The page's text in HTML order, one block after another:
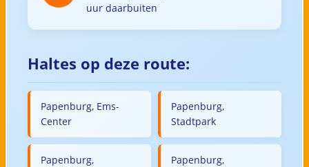
uur daarbuiten
Haltes op deze route:
Papenburg, Ems-
Center
Papenburg,
Stadtpark
Papenburg,
Papenburg,